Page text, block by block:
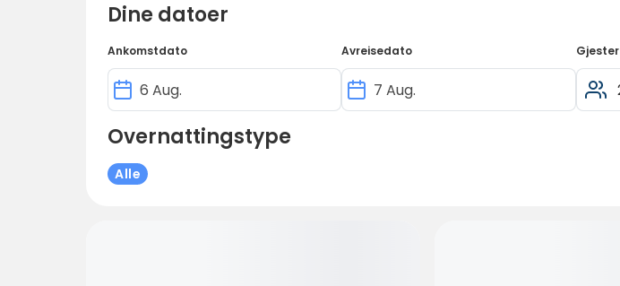
Dine datoer
Ankomstdato Avreisedato Gjester
Overnattingstype
Alle